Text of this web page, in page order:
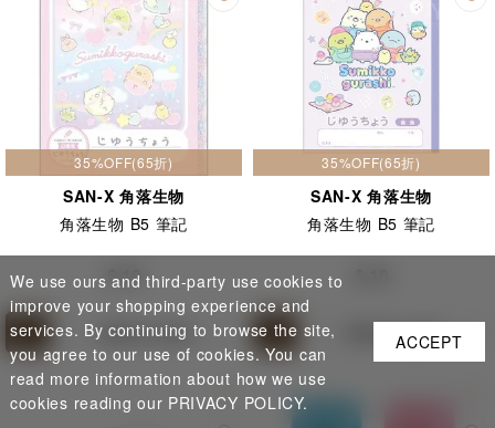
35%OFF(65折)
SAN-X 角落生物
角落生物 B5 筆記
$ 18
Add to cart
35%OFF(65折)
SAN-X 角落生物
角落生物 B5 筆記
Add to cart
We use ours and third-party use cookies to
improve your shopping experience and
services. By continuing to browse the site,
you agree to our use of cookies. You can
read more information about how we use
cookies reading our PRIVACY POLICY.
ACCEPT